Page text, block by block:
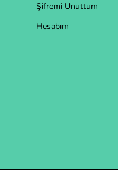
Şifremi Unuttum
Hesabım